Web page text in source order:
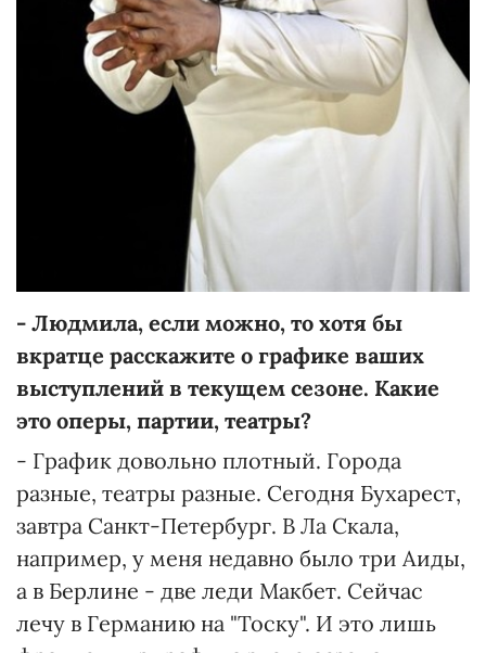
- Людмила, если можно, то хотя бы
вкратце расскажите о графике ваших
выступлений в текущем сезоне. Какие
это оперы, партии, театры?
- График довольно плотный. Города
разные, театры разные. Сегодня Бухарест,
завтра Санкт-Петербург. В Ла Скала,
например, у меня недавно было три Аиды,
а в Берлине - две леди Макбет. Сейчас
лечу в Германию на "Тоску". И это лишь